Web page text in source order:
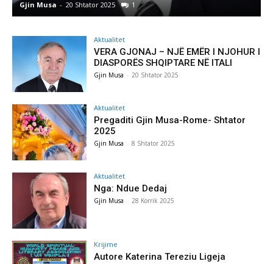
Gjin Musa - 8 Shtator 2025 0
Aktualitet
VERA GJONAJ – NJË EMËR I NJOHUR I
DIASPORËS SHQIPTARE NË ITALI
Gjin Musa - 20 Shtator 2025
Aktualitet
Pregaditi Gjin Musa-Rome- Shtator
2025
Gjin Musa - 8 Shtator 2025
Aktualitet
Nga: Ndue Dedaj
Gjin Musa - 28 Korrik 2025
Krijime
Autore Katerina Tereziu Ligeja